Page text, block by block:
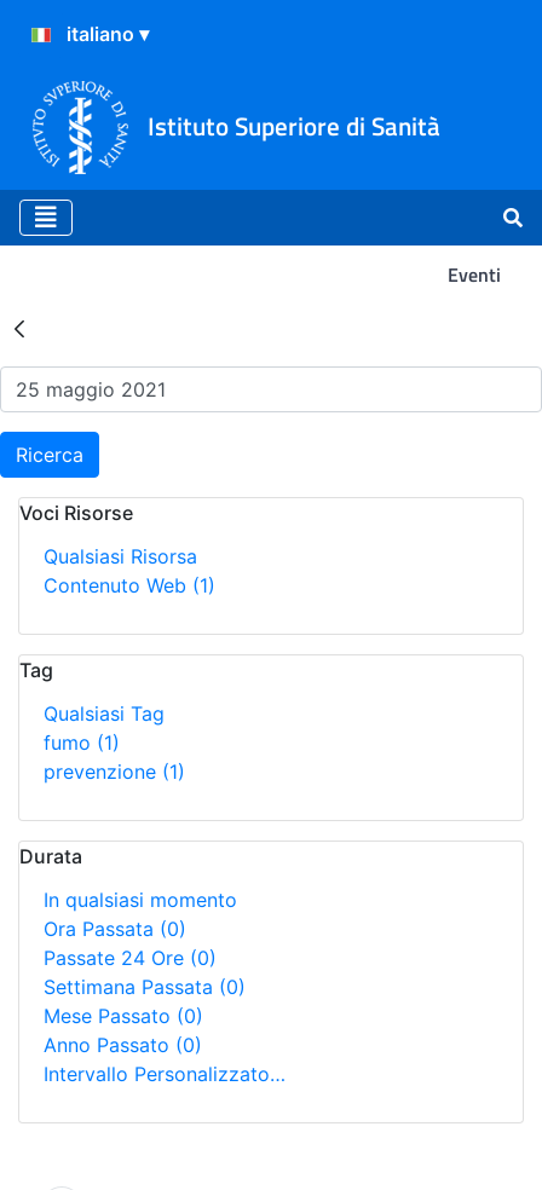
Istituto Superiore di Sanità
Eventi
Risultati della Ricerca -
Ricerca
Voci Risorse
Qualsiasi Risorsa
Contenuto Web (1)
Tag
Qualsiasi Tag
fumo (1)
prevenzione (1)
Durata
In qualsiasi momento
Ora Passata (0)
Passate 24 Ore (0)
Settimana Passata (0)
Mese Passato (0)
Anno Passato (0)
Intervallo Personalizzato…
Ricerca